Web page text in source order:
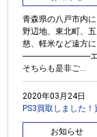
青森県の八戸市内
野辺地、東北町、
慈、軽米など遠方に
そちらも是非ご...
2020年03月24日
PS3買取しました
お知らせ